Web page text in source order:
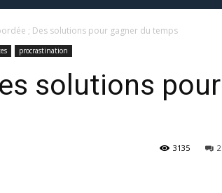
; Des solutions pour gagner du temps
procrastination
solutions pour
2
3135